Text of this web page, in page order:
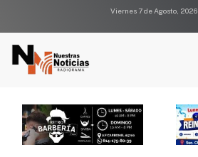
Viernes 7 de Agosto, 2026